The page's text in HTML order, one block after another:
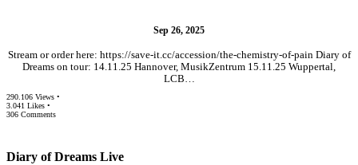
Sep 26, 2025
Stream or order here: https://save-it.cc/accession/the-chemistry-of-pain Diary of
Dreams on tour: 14.11.25 Hannover, MusikZentrum 15.11.25 Wuppertal,
LCB…
290.106 Views •
3.041 Likes •
306 Comments
Diary of Dreams Live